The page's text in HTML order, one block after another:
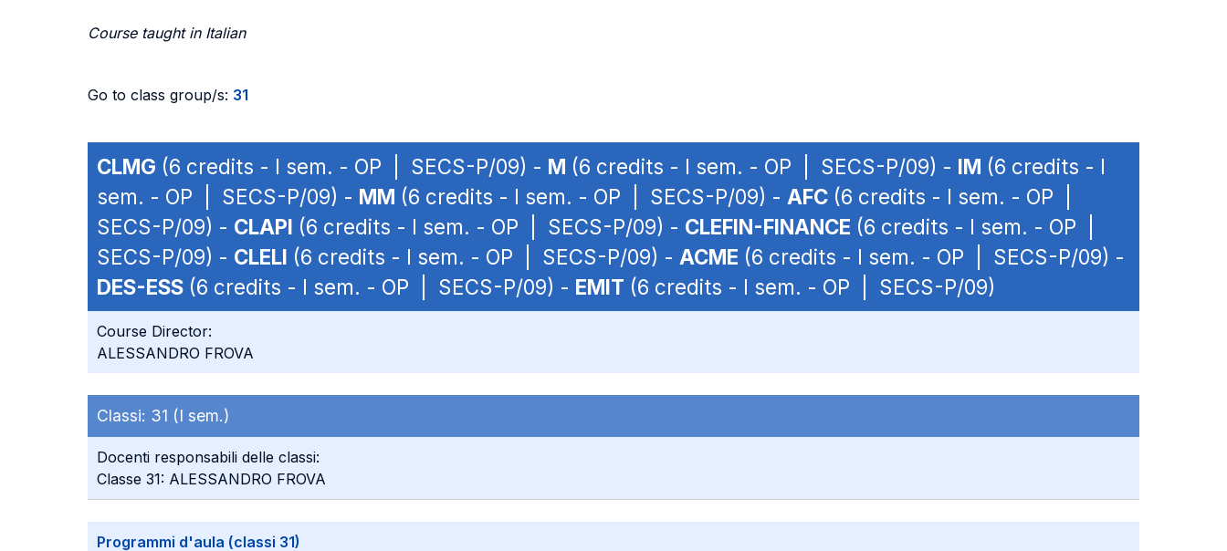
Course taught in Italian
Go to class group/s: 31
CLMG (6 credits - I sem. - OP | SECS-P/09) - M (6 credits - I sem. - OP | SECS-P/09) - IM (6 credits - I
sem. - OP | SECS-P/09) - MM (6 credits - I sem. - OP | SECS-P/09) - AFC (6 credits - I sem. - OP |
SECS-P/09) - CLAPI (6 credits - I sem. - OP | SECS-P/09) - CLEFIN-FINANCE (6 credits - I sem. - OP |
SECS-P/09) - CLELI (6 credits - I sem. - OP | SECS-P/09) - ACME (6 credits - I sem. - OP | SECS-P/09) -
DES-ESS (6 credits - I sem. - OP | SECS-P/09) - EMIT (6 credits - I sem. - OP | SECS-P/09)
Course Director:
ALESSANDRO FROVA
Classi: 31 (I sem.)
Docenti responsabili delle classi:
Classe 31: ALESSANDRO FROVA
Programmi d'aula (classi 31)